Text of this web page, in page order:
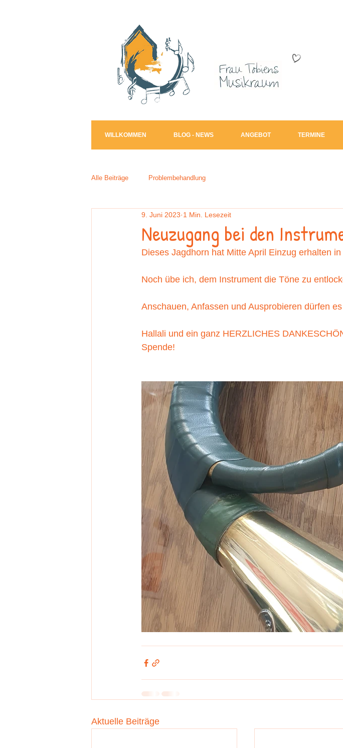
WILLKOMMEN BLOG - NEWS ANGEBOT TERMINE
Alle Beiträge Problembehandlung
Neuzugang bei den
9. Juni 2023 1 Min. Lesezeit
Dieses Jagdhorn hat Mitte April Einzug erhalten
Noch übe ich, dem Instrument die Töne zu
Anschauen, Anfassen und Ausprobieren dürfen
Hallali und ein ganz HERZLICHES
Spende!
Aktuelle Beiträge